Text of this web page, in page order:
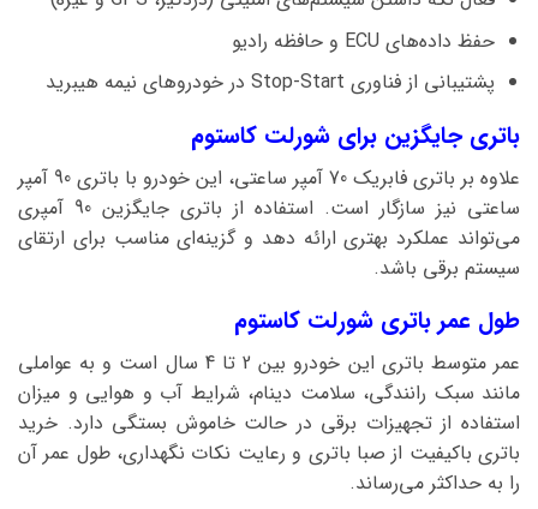
حفظ داده‌های ECU و حافظه رادیو
پشتیبانی از فناوری Stop-Start در خودروهای نیمه هیبرید
باتری جایگزین برای شورلت کاستوم
علاوه بر باتری فابریک 70 آمپر ساعتی، این خودرو با باتری 90 آمپر
ساعتی نیز سازگار است. استفاده از باتری جایگزین 90 آمپری
می‌تواند عملکرد بهتری ارائه دهد و گزینه‌ای مناسب برای ارتقای
سیستم برقی باشد.
طول عمر باتری شورلت کاستوم
عمر متوسط باتری این خودرو بین 2 تا 4 سال است و به عواملی
مانند سبک رانندگی، سلامت دینام، شرایط آب و هوایی و میزان
استفاده از تجهیزات برقی در حالت خاموش بستگی دارد. خرید
باتری باکیفیت از صبا باتری و رعایت نکات نگهداری، طول عمر آن
را به حداکثر می‌رساند.